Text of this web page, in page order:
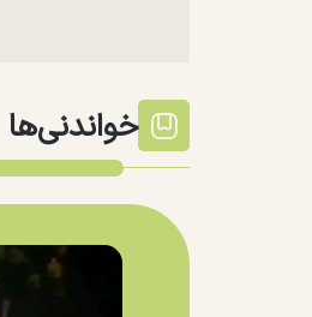
خواندنی‌ها